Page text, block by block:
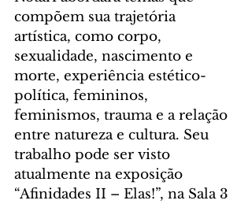
compõem sua trajetória
artística, como corpo,
sexualidade, nascimento e
morte, experiência estético-
política, femininos,
feminismos, trauma e a relação
entre natureza e cultura. Seu
trabalho pode ser visto
atualmente na exposição
“Afinidades II – Elas!”, na Sala 3